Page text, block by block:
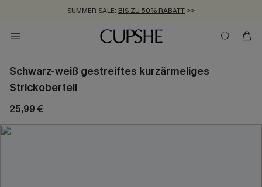
SUMMER SALE: BIS ZU 50% RABATT >>
ZUM NEWSLETTER:BIS ZU -20% EXTRA ERHALTEN
KOSTENLOSER VERSAND AB 89 €
Schwarz-weiß gestreiftes kurzärmeliges
Strickoberteil
25,99 €